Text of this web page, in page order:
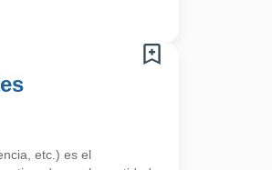
etc.) es el